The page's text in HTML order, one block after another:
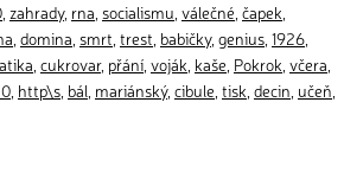
zahrady, rna socialismu válečné čapek
domina smrt trest babičky, genius 1926
cukrovar, přání voják kaše Pokrok včera
http\s bál mariánský, cibule tisk decin učeň